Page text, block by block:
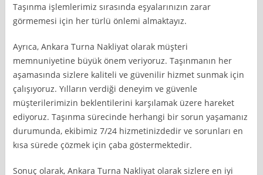
Taşınma işlemlerimiz sırasında eşyalarınızın zarar
görmemesi için her türlü önlemi almaktayız.
Ayrıca, Ankara Turna Nakliyat olarak müşteri
memnuniyetine büyük önem veriyoruz. Taşınmanın her
aşamasında sizlere kaliteli ve güvenilir hizmet sunmak için
çalışıyoruz. Yılların verdiği deneyim ve güvenle
müşterilerimizin beklentilerini karşılamak üzere hareket
ediyoruz. Taşınma sürecinde herhangi bir sorun yaşamanız
durumunda, ekibimiz 7/24 hizmetinizdedir ve sorunları en
kısa sürede çözmek için çaba göstermektedir.
Sonuç olarak, Ankara Turna Nakliyat olarak sizlere en iyi